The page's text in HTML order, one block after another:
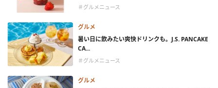
＃グルメニュース
グルメ
暑い日に飲みたい爽快ドリンクも。J.S. PANCAKE
CA...
＃グルメニュース
グルメ